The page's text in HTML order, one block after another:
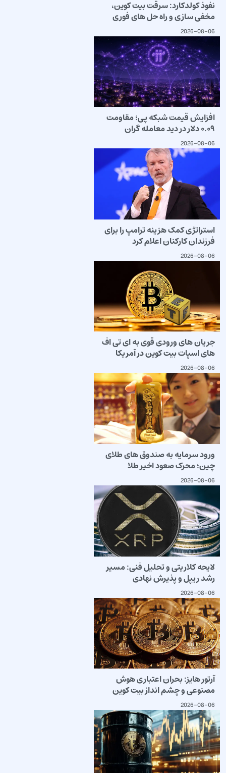
نفوذ کولدکارد: سرقت بیت کوین،
مخفی سازی و راه حل های فوری
2026-08-06
افزایش قیمت شبکه پی؛ مقاومت
۰.۰۹ دلار در دید معامله گران
2026-08-06
استراتژی کمک هزینه ترامپ را برای
فرزندان کارکنان اعلام کرد
2026-08-06
جریان های ورودی قوی به ای تی اف
های اسپات بیت کوین در آمریکا
2026-08-06
ورود سرمایه به صندوق های طلای
چین؛ محرک صعود اخیر طلا
2026-08-06
لایحه کلاریتی و تحلیل فنی: مسیر
رشد ریپل و پذیرش نهادی
2026-08-06
آرتور هایز: بحران اعتباری هوش
مصنوعی و چشم انداز بیت کوین
2026-08-06